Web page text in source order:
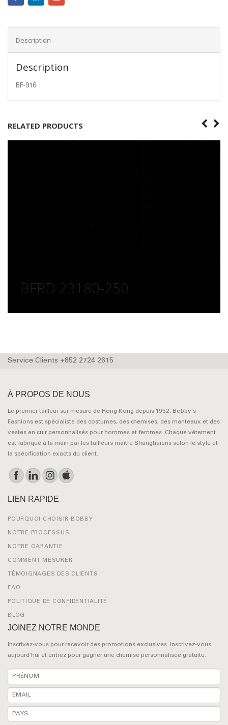
Description
Description
BF-916
RELATED PRODUCTS
BFRD 23180-250
Service Clients +852 2724 2615
À PROPOS DE NOUS
Le premier tailleur sur mesure de Hong Kong depuis 1952, Bobby's
Fashions est spécialiste des costumes, des chemises, des manteaux et des
vestes en cuir personnalisés pour hommes et femmes. Chaque vêtement
est fabriqué à la main par les tailleurs maître Shanghaiens selon le style et
la spécification exacts du client.
LIEN RAPIDE
POURQUOI CHOISIR BOBBY
NOTRE PROCESSUS
NOTRE GARANTIE
COMMENT MESURER
TÉMOIGNAGES DES CLIENTS
FAQ
POLITIQUE DE CONFIDENTIALITÉ
BLOG
JOINEZ NOTRE MONDE
Inscrivez-vous pour recevoir des promotions exclusives. Inscrivez-vous
aujourd'hui et entrez pour gagner une chemise personnalisée gratuite.